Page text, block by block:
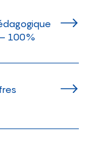
100%